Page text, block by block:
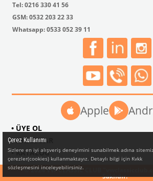
Tel: 0216 330 41 56
GSM: 0532 203 22 33
Whatsapp: 0533 052 39 11
Apple
• ÜYE OL
• AKSESUAR
• KATALOG
© 2024 VW CLASSIC CLUB
Saklıdır.
Çerez Kullanımı
Sizlere en iyi alışveriş deneyimini sunabilmek adına
çerezler(cookies) kullanmaktayız. Detaylı bilgi için Kvkk
sözleşmesini inceleyebilirsiniz.